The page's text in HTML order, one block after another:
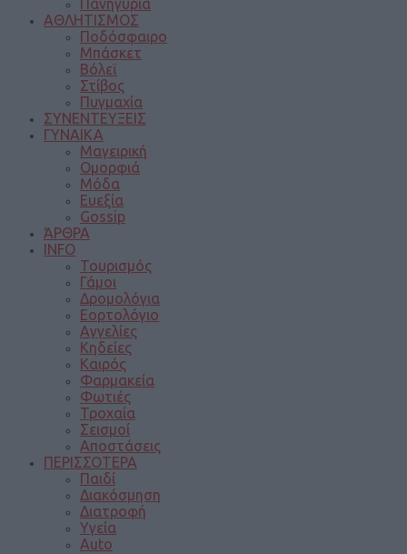
Πανηγύρια
ΑΘΛΗΤΙΣΜΟΣ
Ποδόσφαιρο
Μπάσκετ
Βόλεϊ
Στίβος
Πυγμαχία
ΣΥΝΕΝΤΕΥΞΕΙΣ
ΓΥΝΑΙΚΑ
Μαγειρική
Ομορφιά
Μόδα
Ευεξία
Gossip
ΆΡΘΡΑ
INFO
Τουρισμός
Γάμοι
Δρομολόγια
Εορτολόγιο
Αγγελίες
Κηδείες
Καιρός
Φαρμακεία
Φωτιές
Τροχαία
Σεισμοί
Αποστάσεις
ΠΕΡΙΣΣΟΤΕΡΑ
Παιδί
Διακόσμηση
Διατροφή
Υγεία
Auto